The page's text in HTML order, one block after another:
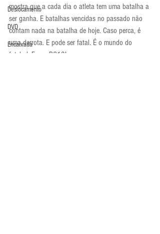
Deslocamento
DVD
Encaixada
mostra que a cada dia o atleta tem uma batalha a
ser ganha. E batalhas vencidas no passado não
contam nada na batalha de hoje. Caso perca, é
uma derrota. E pode ser fatal. É o mundo do
futebol. Força DC12!